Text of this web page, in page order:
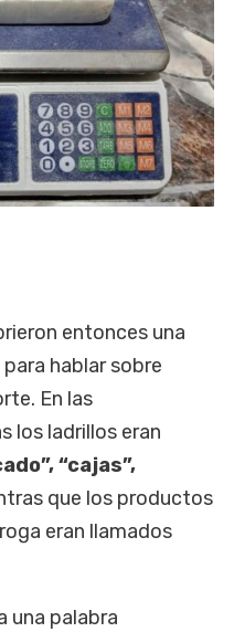
entonces una
para hablar sobre
En las
los ladrillos eran
“cajas”,
que los productos
eran llamados
una palabra